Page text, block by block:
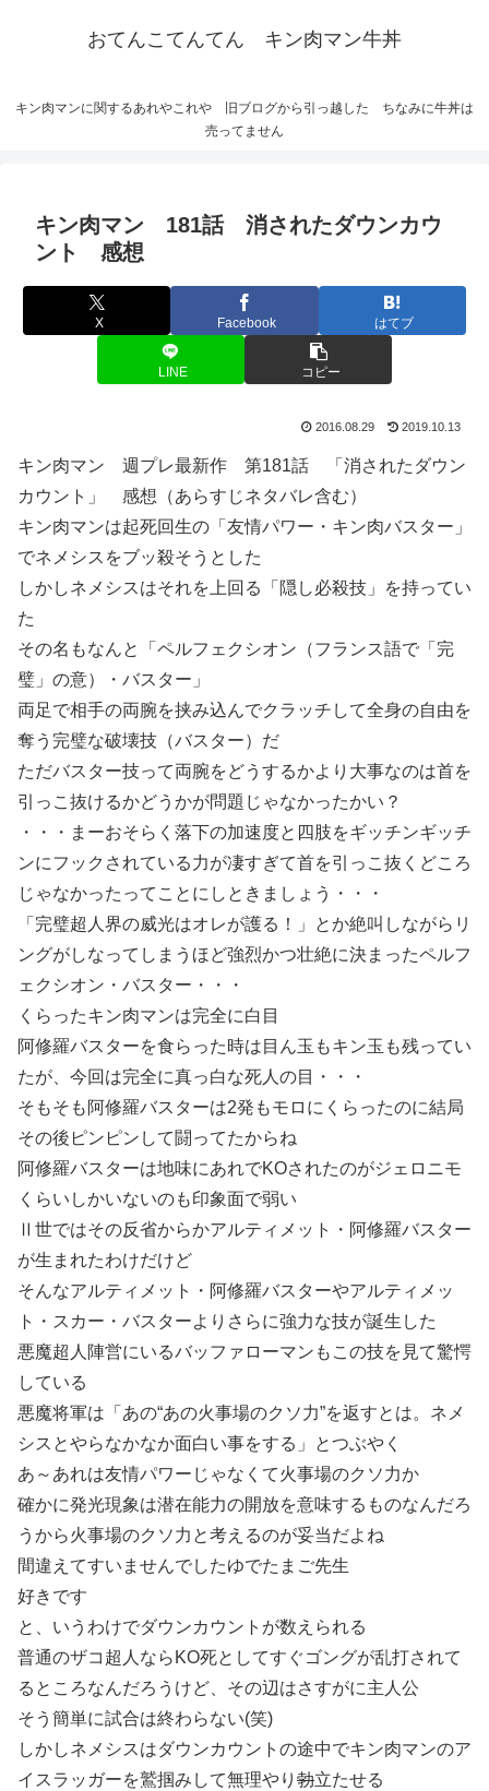
おてんこてんてん キン肉マン牛丼
キン肉マンに関するあれやこれや 旧ブログから引っ越した ちなみに牛丼は
売ってません
キン肉マン 181話 消されたダウンカウ
ント 感想
X Facebook はてブ
LINE コピー
2016.08.29 2019.10.13
キン肉マン 週プレ最新作 第181話 「消されたダウン
カウント」 感想（あらすじネタバレ含む）
キン肉マンは起死回生の「友情パワー・キン肉バスター」
でネメシスをブッ殺そうとした
しかしネメシスはそれを上回る「隠し必殺技」を持ってい
た
その名もなんと「ペルフェクシオン（フランス語で「完
璧」の意）・バスター」
両足で相手の両腕を挟み込んでクラッチして全身の自由を
奪う完璧な破壊技（バスター）だ
ただバスター技って両腕をどうするかより大事なのは首を
引っこ抜けるかどうかが問題じゃなかったかい？
・・・まーおそらく落下の加速度と四肢をギッチンギッチ
ンにフックされている力が凄すぎて首を引っこ抜くどころ
じゃなかったってことにしときましょう・・・
「完璧超人界の威光はオレが護る！」とか絶叫しながらリ
ングがしなってしまうほど強烈かつ壮絶に決まったペルフ
ェクシオン・バスター・・・
くらったキン肉マンは完全に白目
阿修羅バスターを食らった時は目ん玉もキン玉も残ってい
たが、今回は完全に真っ白な死人の目・・・
そもそも阿修羅バスターは2発もモロにくらったのに結局
その後ピンピンして闘ってたからね
阿修羅バスターは地味にあれでKOされたのがジェロニモ
くらいしかいないのも印象面で弱い
Ⅱ世ではその反省からかアルティメット・阿修羅バスター
が生まれたわけだけど
そんなアルティメット・阿修羅バスターやアルティメッ
ト・スカー・バスターよりさらに強力な技が誕生した
悪魔超人陣営にいるバッファローマンもこの技を見て驚愕
している
悪魔将軍は「あの“あの火事場のクソ力”を返すとは。ネメ
シスとやらなかなか面白い事をする」とつぶやく
あ～あれは友情パワーじゃなくて火事場のクソ力か
確かに発光現象は潜在能力の開放を意味するものなんだろ
うから火事場のクソ力と考えるのが妥当だよね
間違えてすいませんでしたゆでたまご先生
好きです
と、いうわけでダウンカウントが数えられる
普通のザコ超人ならKO死としてすぐゴングが乱打されて
るところなんだろうけど、その辺はさすがに主人公
そう簡単に試合は終わらない(笑)
しかしネメシスはダウンカウントの途中でキン肉マンのア
イスラッガーを鷲掴みして無理やり 勃立たせる